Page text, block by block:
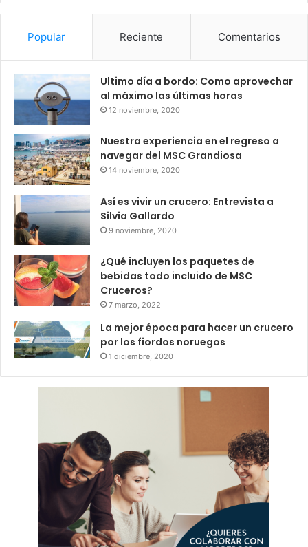
Popular Reciente Comentarios
Ultimo día a bordo: Como aprovechar
al máximo las últimas horas
12 noviembre, 2020
Nuestra experiencia en el regreso a
navegar del MSC Grandiosa
14 noviembre, 2020
Así es vivir un crucero: Entrevista a
Silvia Gallardo
9 noviembre, 2020
¿Qué incluyen los paquetes de
bebidas todo incluido de MSC
Cruceros?
7 marzo, 2022
La mejor época para hacer un crucero
por los fiordos noruegos
1 diciembre, 2020